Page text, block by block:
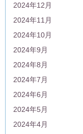
2024年12月
2024年11月
2024年10月
2024年9月
2024年8月
2024年7月
2024年6月
2024年5月
2024年4月